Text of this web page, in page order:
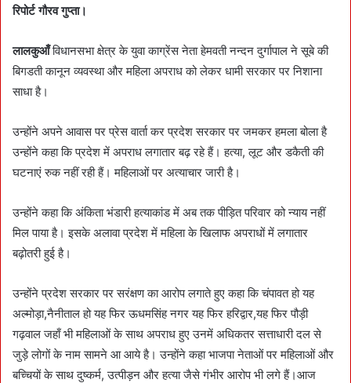
रिपोर्ट गौरव गुप्ता।
लालकुआँविधानसभा क्षेत्र के युवा काग्रेंस नेता हेमवती नन्दन दुर्गापाल ने सूबे की
बिगडती कानून व्यवस्था और महिला अपराध को लेकर धामी सरकार पर निशाना
साधा है।
उन्होंने अपने आवास पर प्रेस वार्ता कर प्रदेश सरकार पर जमकर हमला बोला है
उन्होंने कहा कि प्रदेश में अपराध लगातार बढ़ रहे हैं। हत्या, लूट और डकैती की
घटनाएं रुक नहीं रही हैं। महिलाओं पर अत्याचार जारी है।
उन्होंने कहा कि अंकिता भंडारी हत्याकांड में अब तक पीड़ित परिवार को न्याय नहीं
मिल पाया है। इसके अलावा प्रदेश में महिला के खिलाफ अपराधों में लगातार
बढ़ोतरी हुई है।
उन्होंने प्रदेश सरकार पर सरंक्षण का आरोप लगाते हुए कहा कि चंपावत हो यह
अल्मोड़ा,नैनीताल हो यह फिर ऊधमसिंह नगर यह फिर हरिद्वार,यह फिर पौड़ी
गढ़वाल जहाँ भी महिलाओं के साथ अपराध हुए उनमें अधिकतर सत्ताधारी दल से
जुड़े लोगों के नाम सामने आ आये है। उन्होंने कहा भाजपा नेताओं पर महिलाओं और
बच्चियों के साथ दुष्कर्म, उत्पीड़न और हत्या जैसे गंभीर आरोप भी लगे हैं।आज